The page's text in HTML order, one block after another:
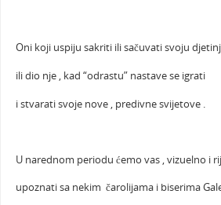
Oni koji uspiju sakriti ili sačuvati svoju
ili dio nje , kad “odrastu” nastave se igrati
i stvarati svoje nove , predivne svijetove .
U narednom periodu ćemo vas , vizuelno i
upoznati sa nekim čarolijama i biserima